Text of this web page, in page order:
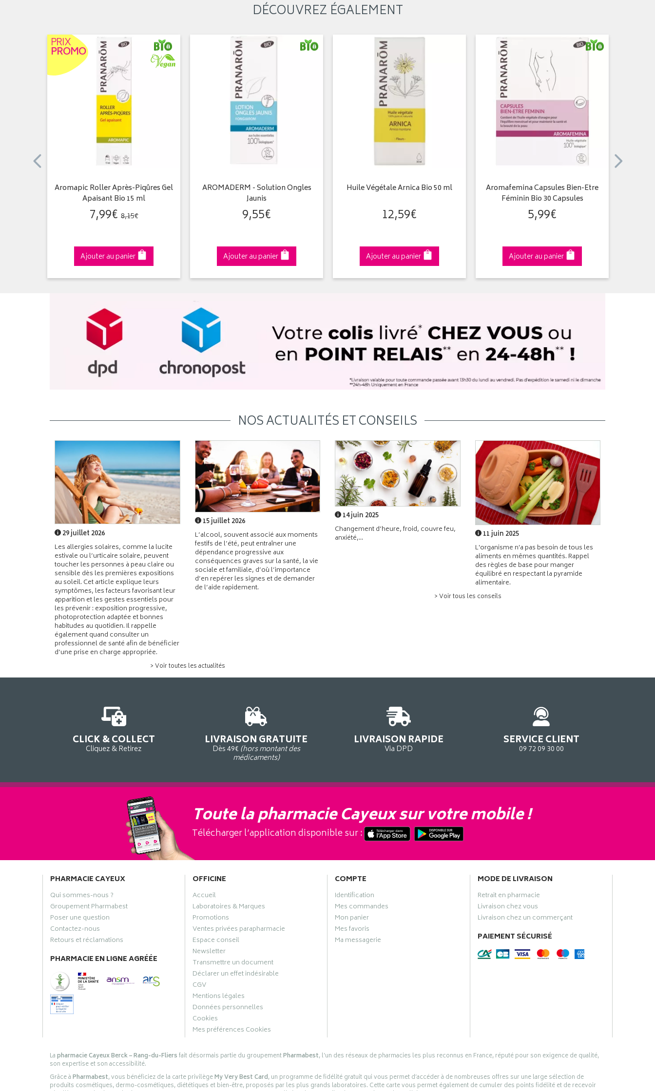
DÉCOUVREZ ÉGALEMENT
PRIX
PROMO
Aromapic Roller Après-Piqûres Gel
Apaisant Bio 15 ml
7,99€ 8,15€
Ajouter au panier
AROMADERM - Solution Ongles
Jaunis
9,55€
Ajouter au panier
Huile Végétale Arnica Bio 50 ml
12,59€
Ajouter au panier
Aromafemina Capsules Bien-Etre
Féminin Bio 30 Capsules
5,99€
Ajouter au panier
NOS ACTUALITÉS ET CONSEILS
29 juillet 2026
Les allergies solaires, comme la lucite
estivale ou l’urticaire solaire, peuvent
toucher les personnes à peau claire ou
sensible dès les premières expositions
au soleil. Cet article explique leurs
symptômes, les facteurs favorisant leur
apparition et les gestes essentiels pour
les prévenir : exposition progressive,
photoprotection adaptée et bonnes
habitudes au quotidien. Il rappelle
également quand consulter un
professionnel de santé afin de bénéficier
d’une prise en charge appropriée.
15 juillet 2026
L’alcool, souvent associé aux moments
festifs de l’été, peut entraîner une
dépendance progressive aux
conséquences graves sur la santé, la vie
sociale et familiale, d’où l’importance
d’en repérer les signes et de demander
de l’aide rapidement.
> Voir toutes les actualités
14 juin 2025
Changement d’heure, froid, couvre feu,
anxiété,...
11 juin 2025
L'organisme n'a pas besoin de tous les
aliments en mêmes quantités. Rappel
des règles de base pour manger
équilibré en respectant la pyramide
alimentaire.
> Voir tous les conseils
CLICK & COLLECT
Cliquez & Retirez
LIVRAISON GRATUITE
Dès 49€ (hors montant des
médicaments)
LIVRAISON RAPIDE
Via DPD
SERVICE CLIENT
09 72 09 30 00
Toute la pharmacie Cayeux sur votre mobile !
Télécharger l’application disponible sur :
PHARMACIE CAYEUX
Qui sommes-nous ?
Groupement Pharmabest
Poser une question
Contactez-nous
Retours et réclamations
PHARMACIE EN LIGNE AGRÉÉE
OFFICINE
Accueil
Laboratoires & Marques
Promotions
Ventes privées parapharmacie
Espace conseil
Newsletter
Transmettre un document
Déclarer un effet indésirable
CGV
Mentions légales
Données personnelles
Cookies
Mes préférences Cookies
COMPTE
Identification
Mes commandes
Mon panier
Mes favoris
Ma messagerie
MODE DE LIVRAISON
Retrait en pharmacie
Livraison chez vous
Livraison chez un commerçant
PAIEMENT SÉCURISÉ
Lapharmacie Cayeux Berck – Rang-du-Fliersfait désormais partie du groupementPharmabest, l’un des réseaux de pharmacies les plus reconnus en France, réputé pour son exigence de qualité,
son expertise et son accessibilité.
Grâce àPharmabest, vous bénéficiez de la carte privilègeMy Very Best Card, un programme de fidélité gratuit qui vous permet d’accéder à de nombreuses offres sur une large sélection de
produits cosmétiques, dermo-cosmétiques, diététiques et bien-être, proposés par les plus grands laboratoires. Cette carte vous permet également de cumuler des points fidélité et de recevoir